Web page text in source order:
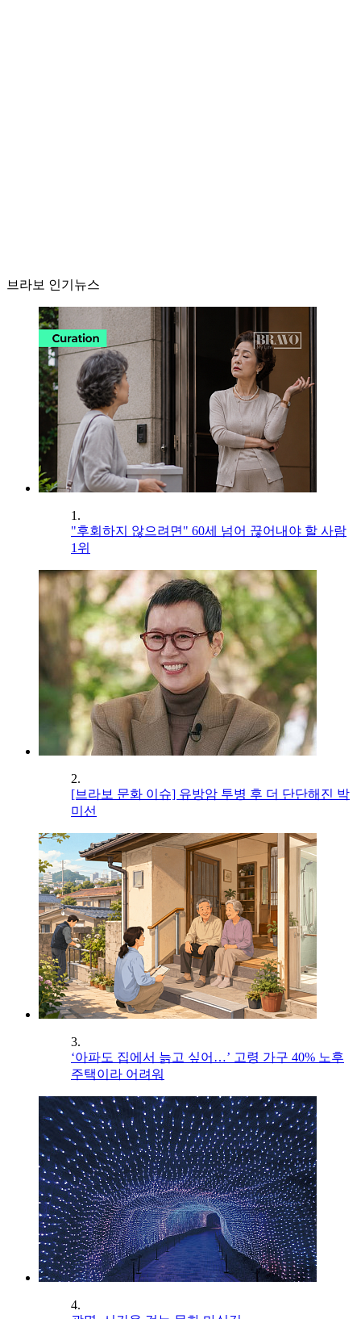
브라보 인기뉴스
1.
"후회하지 않으려면" 60세 넘어 끊어내야 할 사람
1위
2.
[브라보 문화 이슈] 유방암 투병 후 더 단단해진 박
미선
3.
‘아파도 집에서 늙고 싶어…’ 고령 가구 40% 노후
주택이라 어려워
4.